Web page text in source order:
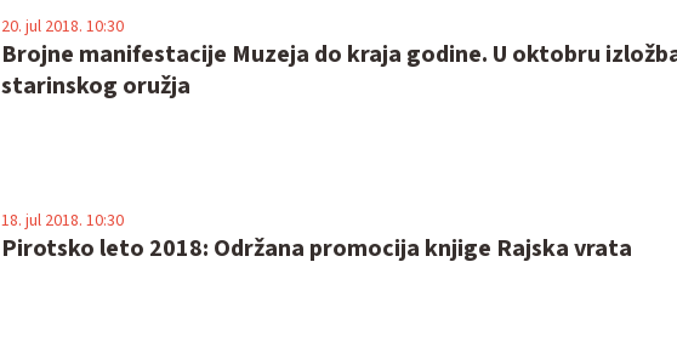
Brojne manifestacije Muzeja do kraja godine. U oktobru
starinskog oružja
20. jul 2018. 10:30
Pirotsko leto 2018: Održana promocija knjige Rajska vrata
18. jul 2018. 10:30